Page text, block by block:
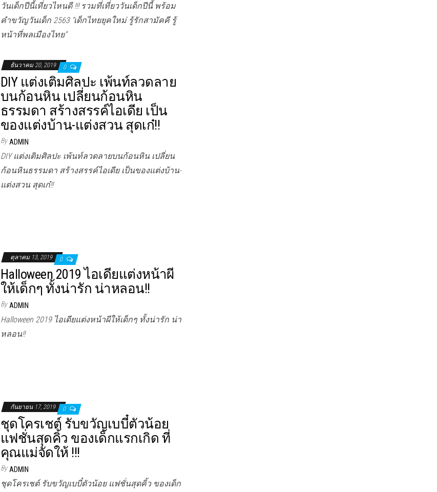
วันเด็กปีนี้เที่ยวไหนดี !!! รวมที่เที่ยววันเด็กปีนี้ พร้อม
คำขวัญวันเด็ก 2563 “เด็กไทยยุคใหม่ รู้รักสามัคคี รู้
หน้าที่พลเมืองไทย”
ธันวาคม 20, 2019 0
DIY แต่งเติมศิลปะ เพ้นท์ลวดลาย
บนก้อนหิน เปลี่ยนก้อนหิน
ธรรมดา สร้างสรรค์ไอเดีย เป็น
ของแต่งบ้าน-แต่งสวน สุดเก๋!!
By ADMIN
DIY แต่งเติมศิลปะ เพ้นท์ลวดลายบนก้อนหิน เปลี่ยน
ก้อนหินธรรมดา สร้างสรรค์ไอเดีย เป็นของแต่งบ้าน-
แต่งสวน สุดเก๋!!
ตุลาคม 13, 2019 0
Halloween 2019 ไอเดียแต่งหน้าผี
ให้เด็กๆ ทั้งน่ารัก น่าหลอน!!
By ADMIN
Halloween 2019 ไอเดียแต่งหน้าผีให้เด็กๆ ทั้งน่ารัก น่า
หลอน!!
กันยายน 17, 2019 0
ชุดโครเชต์ รับขวัญเบบี๋ตัวน้อย
แฟชั่นสุดคิ้ว ของเด็กแรกเกิด ที่
คุณแม่จัดให้ !!!
By ADMIN
ชุดโครเชต์ รับขวัญเบบี๋ตัวน้อย แฟชั่นสุดคิ้ว ของเด็ก